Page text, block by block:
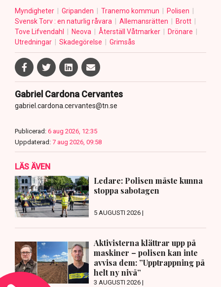
Myndigheter Gripanden Tranemo kommun
Polisen
Svensk Torv : en naturlig råvara
Allemansrätten
Brott
Tove Lifvendahl
Neova Återställ Våtmarker
Drönare
Utredningar
Skadegörelse Grimsås
Gabriel Cardona Cervantes
gabriel.cardona.cervantes@tn.se
Publicerad: 6 aug 2026, 12:35
Uppdaterad: 7 aug 2026, 09:58
LÄS ÄVEN
Ledare: Polisen måste kunna
stoppa sabotagen
5 AUGUSTI 2026 |
Aktivisterna klättrar upp på
maskiner – polisen kan inte
avvisa dem: ”Upptrappning på
helt ny nivå”
3 AUGUSTI 2026 |